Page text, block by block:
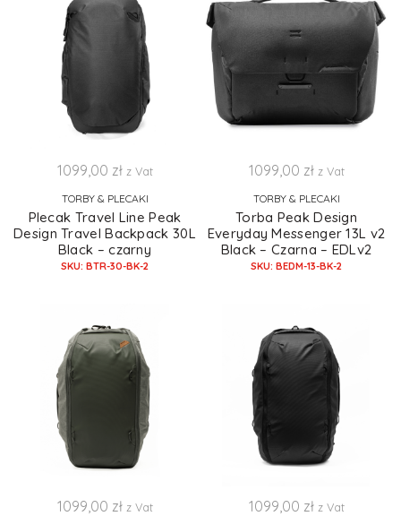
1099,00 zł z Vat
TORBY & PLECAKI
Plecak Travel Line Peak
Design Travel Backpack 30L
Black – czarny
SKU: BTR-30-BK-2
1099,00 zł z Vat
TORBY & PLECAKI
Torba Peak Design
Everyday Messenger 13L v2
Black – Czarna – EDLv2
SKU: BEDM-13-BK-2
1099,00 zł z Vat 1099,00 zł z Vat